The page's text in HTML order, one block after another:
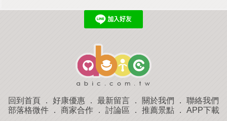
回到首頁 ． 好康優惠 ． 最新留言 ． 關於我們 ． 聯絡我們
部落格微件． 商家合作． 討論區 ． 推薦景點． APP下載